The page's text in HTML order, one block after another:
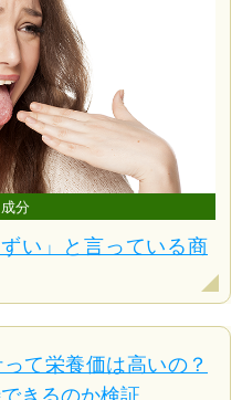
分
い」と言っている商
て栄養価は高いの？
きるのか検証